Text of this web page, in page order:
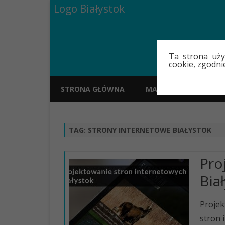
Ta strona
cookie,
Logo Białystok
STRONA GŁÓWNA MAPA
TAG: STRONY INTERNETOWE BIAŁYSTOK
stron